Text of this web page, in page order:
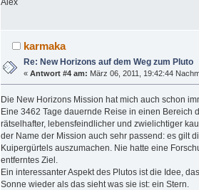
karmaka
Re: New Horizons auf dem Weg zum Pluto
«Antwort #4 am: März 06, 2011, 19:42:44
Die New Horizons Mission hat mich auch schon
Eine 3462 Tage dauernde Reise in einen Bereich
rätselhafter, lebensfeindlicher und zwielichtiger
der Name der Mission auch sehr passend: es gilt
Kuipergürtels auszumachen. Nie hatte eine
entferntes Ziel.
Ein interessanter Aspekt des Plutos ist die Idee,
Sonne wieder als das sieht was sie ist: ein Stern.